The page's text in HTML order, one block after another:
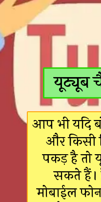
यूट्यूब
आप भी यदि
और किसी
पकड़ है तो
सकते हैं।
मोबाईल